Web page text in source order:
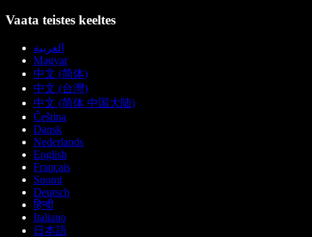
Vaata teistes keeltes
العربية
Magyar
中文 (简体)
中文 (台灣)
中文 (简体 中国大陆)
Čeština
Dansk
Nederlands
English
Français
Suomi
Deutsch
हिन्दी
Italiano
日本語